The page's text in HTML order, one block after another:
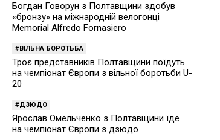
Богдан Говорун з Полтавщини здобув
«бронзу» на міжнародній велогонці
Memorial Alfredo Fornasiero
ВІЛЬНА БОРОТЬБА
Троє представників Полтавщини поїдуть
на чемпіонат Європи з вільної боротьби U-
20
ДЗЮДО
Ярослав Омельченко з Полтавщини їде
на чемпіонат Європи з дзюдо